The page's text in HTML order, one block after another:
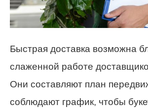
Быстрая доставка возможна
слаженной работе
Они составляют план
соблюдают график, чтобы